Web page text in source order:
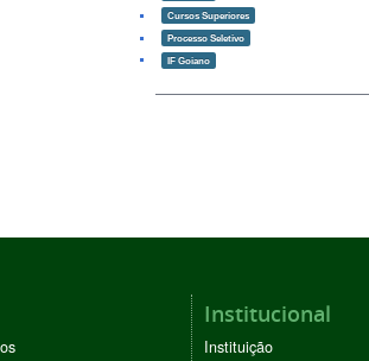
Cursos Superiores
Processo Seletivo
IF Goiano
Institucional
Instituição